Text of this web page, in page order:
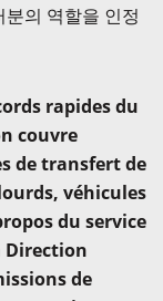
의 역할을 인정
rapides du
couvre
de transfert de
véhicules
du service
Direction
de